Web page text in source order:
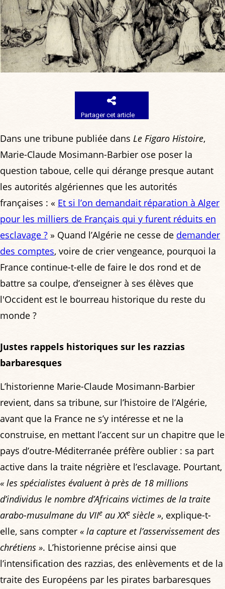
Partager cet article
Dans une tribune publiée dans Le Figaro Histoire,
Marie-Claude Mosimann-Barbier ose poser la
question taboue, celle qui dérange presque autant
les autorités algériennes que les autorités
françaises : « Et si l’on demandait réparation à Alger
pour les milliers de Français qui y furent réduits en
esclavage ? » Quand l’Algérie ne cesse de demander
des comptes, voire de crier vengeance, pourquoi la
France continue-t-elle de faire le dos rond et de
battre sa coulpe, d’enseigner à ses élèves que
l'Occident est le bourreau historique du reste du
monde ?
Justes rappels historiques sur les razzias
barbaresques
L’historienne Marie-Claude Mosimann-Barbier
revient, dans sa tribune, sur l’histoire de l’Algérie,
avant que la France ne s’y intéresse et ne la
construise, en mettant l’accent sur un chapitre que le
pays d’outre-Méditerranée préfère oublier : sa part
active dans la traite négrière et l’esclavage. Pourtant,
« les spécialistes évaluent à près de 18 millions
d’individus le nombre d’Africains victimes de la traite
arabo-musulmane du VIIe au XXe siècle », explique-t-
elle, sans compter « la capture et l’asservissement des
chrétiens ». L’historienne précise ainsi que
l’intensification des razzias, des enlèvements et de la
traite des Européens par les pirates barbaresques